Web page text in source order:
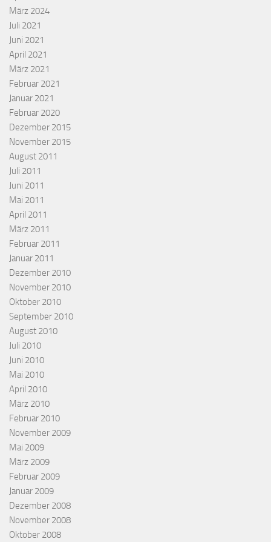
März 2024
Juli 2021
Juni 2021
April 2021
März 2021
Februar 2021
Januar 2021
Februar 2020
Dezember 2015
November 2015
August 2011
Juli 2011
Juni 2011
Mai 2011
April 2011
März 2011
Februar 2011
Januar 2011
Dezember 2010
November 2010
Oktober 2010
September 2010
August 2010
Juli 2010
Juni 2010
Mai 2010
April 2010
März 2010
Februar 2010
November 2009
Mai 2009
März 2009
Februar 2009
Januar 2009
Dezember 2008
November 2008
Oktober 2008